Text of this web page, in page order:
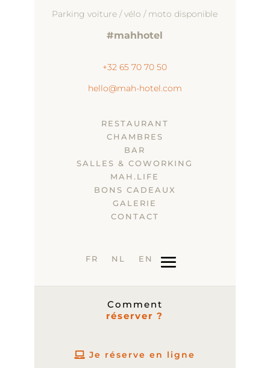
Parking voiture / vélo / moto disponible
#mahhotel
+32 65 70 70 50
hello@mah-hotel.com
RESTAURANT
CHAMBRES
BAR
SALLES & COWORKING
MAH.LIFE
BONS CADEAUX
GALERIE
CONTACT
FR NL EN
Comment
réserver ?
Je réserve en ligne